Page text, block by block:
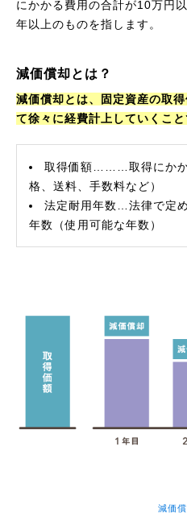
にかかる費用の合計が10万円
年以上のものを指します。
減価償却とは？
減価償却とは、固定資産の取
て徐々に経費計上していくこと
取得価額………取得にかか
格、送料、手数料など）
法定耐用年数…法律で定
年数（使用可能な年数）
減価